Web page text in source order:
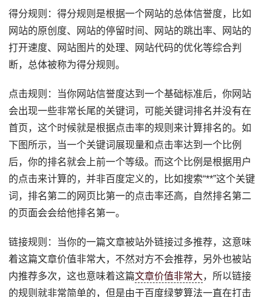
得分规则：得分规则是根据一个网站的总体信誉度，比如
网站的原创度、网站的停留时间、网站的跳出率、网站的
打开速度、网站图片的处理、网站代码的优化等综合判
断，总体被称为得分规则。
点击规则：当你网站信誉度达到一个基础标准后，你网站
会出现一些非常长尾的关键词，可能关键词排名并没有在
首页，这个时候就是根据点击率的规则来计算排名的。如
下图所示，当一个关键词展现量和点击率达到一个比例
后，你的排名就会上前一个等级。而这个比例是根据用户
的点击来计算的，并非百度定义的，比如搜索“**”这个关键
词，排名第二的网页比第一的点击率还高，自然排名第二
的页面会会给他排名第一。
链接规则：当你的一篇文章被站外链接过多推荐，这意味
着这篇文章价值非常大，不然对方不会推荐，另外也被站
内推荐多次，这也意味着这篇文章价值非常大，所以链接
的规则就非常简单的，但是由于百度绿萝算法一直在打击